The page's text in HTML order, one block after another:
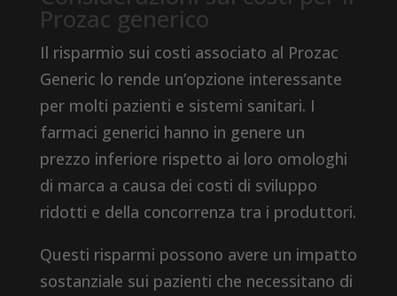
Prozac generico
Il risparmio sui costi associato al Prozac
Generic lo rende un’opzione interessante
per molti pazienti e sistemi sanitari. I
farmaci generici hanno in genere un
prezzo inferiore rispetto ai loro omologhi
di marca a causa dei costi di sviluppo
ridotti e della concorrenza tra i produttori.
Questi risparmi possono avere un impatto
sostanziale sui pazienti che necessitano di